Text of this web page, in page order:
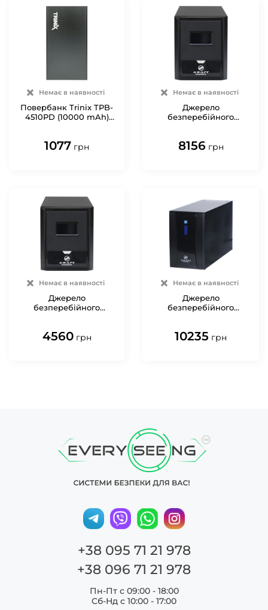
Немає в наявності
Повербанк Trinix TPB-
4510PD (10000 mAh)
1077 грн
Немає в наявності
Джерело
безперебійного
UPS Kraft
8156 грн
Немає в наявності
Джерело
безперебійного
UPS Kraft
4560 грн
Немає в наявності
Джерело
безперебійного
Kraft
10235 грн
+38 095 71 21 978
+38 096 71 21 978
Пн-Пт с 09:00 - 18:00
Сб-Нд c 10:00 - 17:00